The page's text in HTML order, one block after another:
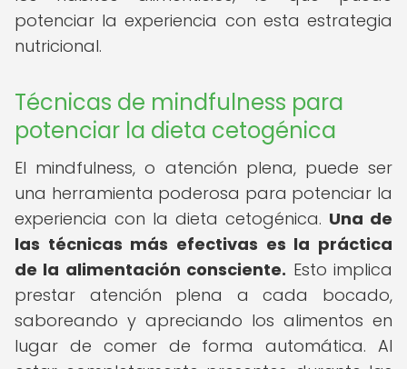
potenciar la experiencia con esta estrategia
nutricional.
Técnicas de mindfulness para
potenciar la dieta cetogénica
El mindfulness, o atención plena, puede ser
una herramienta poderosa para potenciar la
experiencia con la dieta cetogénica. Una de
las técnicas más efectivas es la práctica
de la alimentación consciente. Esto implica
prestar atención plena a cada bocado,
saboreando y apreciando los alimentos en
lugar de comer de forma automática. Al